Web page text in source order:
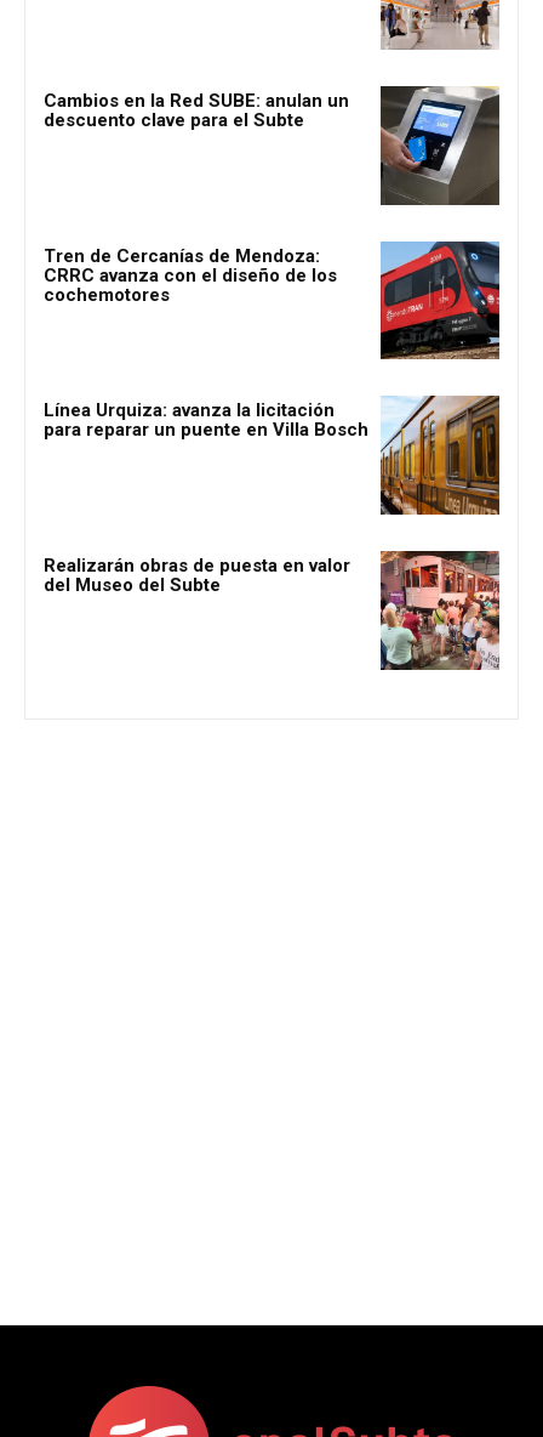
Cambios en la Red SUBE: anulan un
descuento clave para el Subte
Tren de Cercanías de Mendoza:
CRRC avanza con el diseño de los
cochemotores
Línea Urquiza: avanza la licitación
para reparar un puente en Villa Bosch
Realizarán obras de puesta en valor
del Museo del Subte